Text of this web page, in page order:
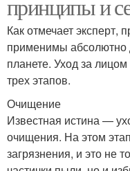
принципы и
Как отмечает эксперт,
применимы абсолютно
планете. Уход за
трех этапов.
Очищение
Известная истина —
очищения. На этом
загрязнения, и это не